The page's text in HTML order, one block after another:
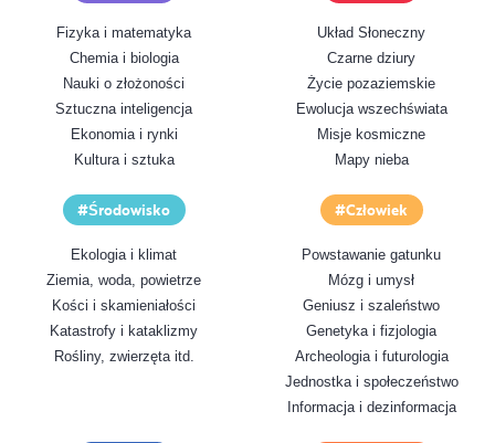
Fizyka i matematyka
Chemia i biologia
Nauki o złożoności
Sztuczna inteligencja
Ekonomia i rynki
Kultura i sztuka
Układ Słoneczny
Czarne dziury
Życie pozaziemskie
Ewolucja wszechświata
Misje kosmiczne
Mapy nieba
Środowisko
Ekologia i klimat
Ziemia, woda, powietrze
Kości i skamieniałości
Katastrofy i kataklizmy
Rośliny, zwierzęta itd.
Człowiek
Powstawanie gatunku
Mózg i umysł
Geniusz i szaleństwo
Genetyka i fizjologia
Archeologia i futurologia
Jednostka i społeczeństwo
Informacja i dezinformacja